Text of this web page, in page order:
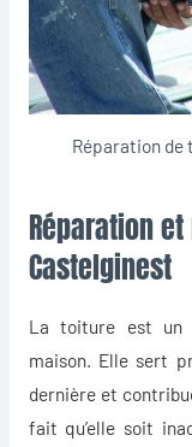
Réparation
Réparation
Castelginest
La toiture est un
maison. Elle sert
dernière et
fait qu’elle soit